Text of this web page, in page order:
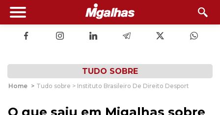
TUDO SOBRE
Home > Tudo sobre > Instituto Brasileiro De Direito Desport
O que saiu em Migalhas sobre